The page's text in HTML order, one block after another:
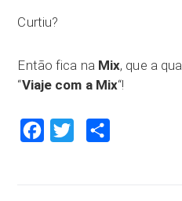
Curtiu?
Então fica na Mix, que a
“Viaje com a Mix“!
Facebook Twitter